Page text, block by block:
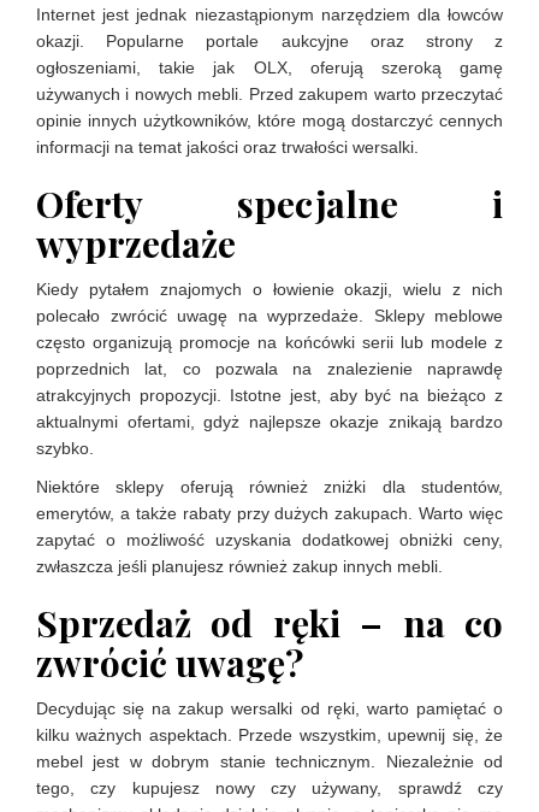
Internet jest jednak niezastąpionym narzędziem dla łowców
okazji. Popularne portale aukcyjne oraz strony z
ogłoszeniami, takie jak OLX, oferują szeroką gamę
używanych i nowych mebli. Przed zakupem warto przeczytać
opinie innych użytkowników, które mogą dostarczyć cennych
informacji na temat jakości oraz trwałości wersalki.
Oferty specjalne i
wyprzedaże
Kiedy pytałem znajomych o łowienie okazji, wielu z nich
polecało zwrócić uwagę na wyprzedaże. Sklepy meblowe
często organizują promocje na końcówki serii lub modele z
poprzednich lat, co pozwala na znalezienie naprawdę
atrakcyjnych propozycji. Istotne jest, aby być na bieżąco z
aktualnymi ofertami, gdyż najlepsze okazje znikają bardzo
szybko.
Niektóre sklepy oferują również zniżki dla studentów,
emerytów, a także rabaty przy dużych zakupach. Warto więc
zapytać o możliwość uzyskania dodatkowej obniżki ceny,
zwłaszcza jeśli planujesz również zakup innych mebli.
Sprzedaż od ręki – na co
zwrócić uwagę?
Decydując się na zakup wersalki od ręki, warto pamiętać o
kilku ważnych aspektach. Przede wszystkim, upewnij się, że
mebel jest w dobrym stanie technicznym. Niezależnie od
tego, czy kupujesz nowy czy używany, sprawdź czy